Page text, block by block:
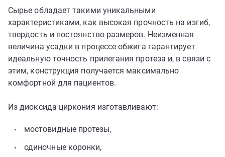
Сырье обладает такими уникальными
характеристиками, как высокая прочность на изгиб,
твердость и постоянство размеров. Неизменная
величина усадки в процессе обжига гарантирует
идеальную точность прилегания протеза и, в связи с
этим, конструкция получается максимально
комфортной для пациентов.
Из диоксида циркония изготавливают:
мостовидные протезы,
одиночные коронки,